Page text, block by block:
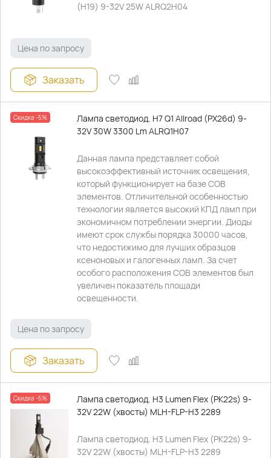
(Н19) 9-32V 25W ALRQ2H04
Цена по запросу
Заказать
Скидка -5%
Лампа светодиод. H7 Q1 Allroad (PX26d) 9-
32V 30W 3300 Lm ALRQ1H07
Данная лампа представляет собой
высокоэффективный источник освещения,
который функционирует на базе СОВ
элементов. Отличительной особенностью
технологии является высокий КПД ламп при
экономичном потреблении энергии. Диоды
имеют срок службы порядка 30000 часов,
что недостижимо для лучших образцов
ксеноновых и галогенных ламп. За счет
особого расположения СОВ элементов был
увеличен показатель площади
освещенности.
Цена по запросу
Заказать
Скидка -5%
Лампа светодиод. H3 Lumen Flex (PK22s) 9-
32V 22W (хвосты) MLH-FLP-H3 2289
Лампа светодиод. H3 Lumen Flex (PK22s) 9-
32V 22W (хвосты) MLH-FLP-H3 2289